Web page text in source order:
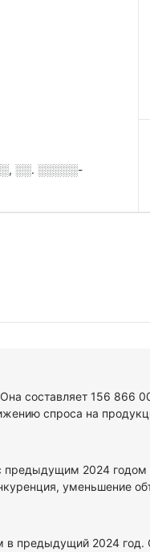
░░. ░░░░░-
составляет 156 866
спроса на
2024
уменьшение
предыдущий 2024